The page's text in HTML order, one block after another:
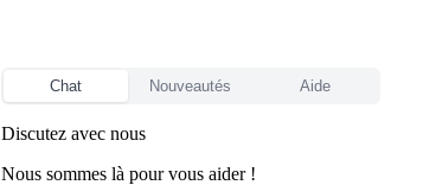
Chat Nouveautés Aide
Discutez avec nous
Nous sommes là pour vous aider !